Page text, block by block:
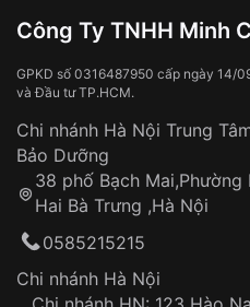
Độ dầy5mm
Màu mặt Mặt trắng
Xem
Thời gian vận
làm việc
Áp dụng cho tất cả
Thời gian tính từ khi
công
Hotline: 0585 215 215
Đồng hồ bị hư hỏng
Tai nạn hoặc
Hao mòn tự nhiên
Dây đeo
Sản phẩm đã bị:
Tự ý sửa chữa
thống VNLUX
Công Ty TNHH Minh
GPKD số 0316487950 cấp ngày 14/
và Đầu tư TP.HCM.
Chi nhánh Hà Nội Trung
Bảo Dưỡng
38 phố Bạch Mai,Phường
Hai Bà Trưng ,Hà Nội
0585215215
Chi nhánh Hà Nội